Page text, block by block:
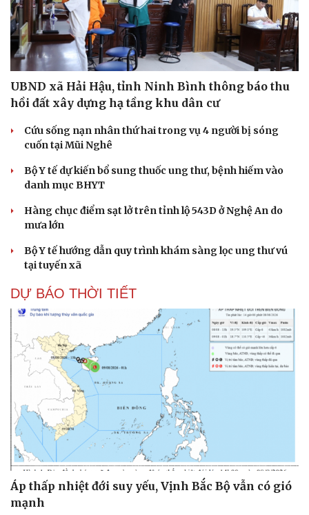
Cải chính
UBND xã Hải Hậu, tỉnh Ninh Bình thông báo thu
hồi đất xây dựng hạ tầng khu dân cư
Cứu sống nạn nhân thứ hai trong vụ 4 người bị sóng
cuốn tại Mũi Nghê
Bộ Y tế dự kiến bổ sung thuốc ung thư, bệnh hiếm vào
danh mục BHYT
Hàng chục điểm sạt lở trên tỉnh lộ 543D ở Nghệ An do
mưa lớn
Bộ Y tế hướng dẫn quy trình khám sàng lọc ung thư vú
tại tuyến xã
DỰ BÁO THỜI TIẾT
Áp thấp nhiệt đới suy yếu, Vịnh Bắc Bộ vẫn có gió
mạnh